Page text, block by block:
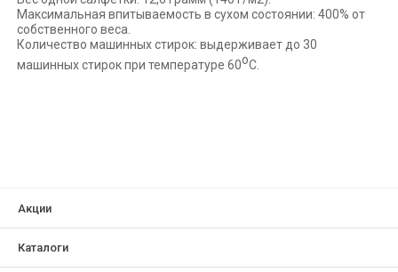
Максимальная впитываемость в сухом состоянии: 400% от
собственного веса.
Количество машинных стирок: выдерживает до 30
машинных стирок при температуре 60оС.
Акции
Каталоги